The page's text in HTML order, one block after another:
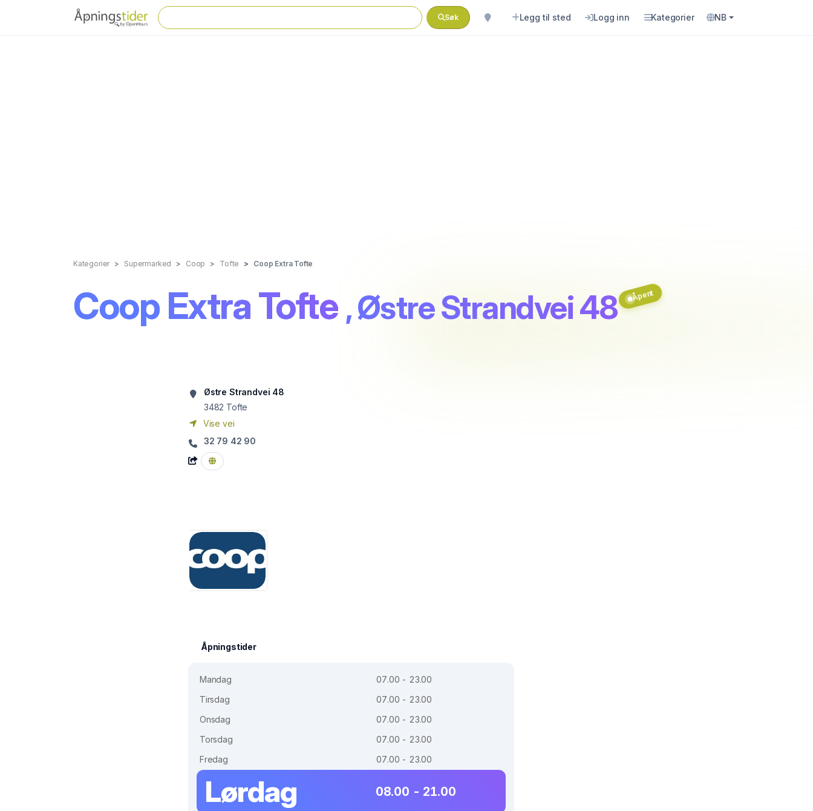
Søk Legg til sted Logg inn Kategorier NB
Kategorier Supermarked Coop Tofte Coop Extra Tofte
Coop Extra Tofte , Østre Strandvei 48 Åpent
Østre Strandvei 48
3482 Tofte
Vise vei
32 79 42 90
Åpningstider
Mandag
07.00 - 23.00
Tirsdag
07.00 - 23.00
Onsdag
07.00 - 23.00
Torsdag
07.00 - 23.00
Fredag
07.00 - 23.00
Lørdag 08.00 - 21.00